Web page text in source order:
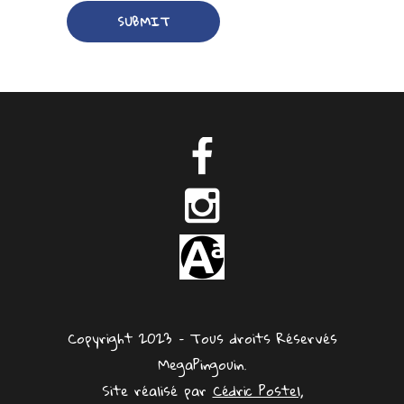
Copyright 2023 – Tous droits Réservés
MegaPingouin.
Site réalisé parCédric Postel,